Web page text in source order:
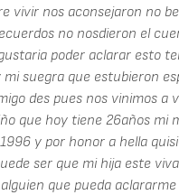
vivir nos aconsejaron no
no nosdieron el
poder aclarar esto
suegra que estubieron
des pues nos vinimos a
que hoy tiene 26años mi
y por honor a hella
ser que mi hija este
que pueda